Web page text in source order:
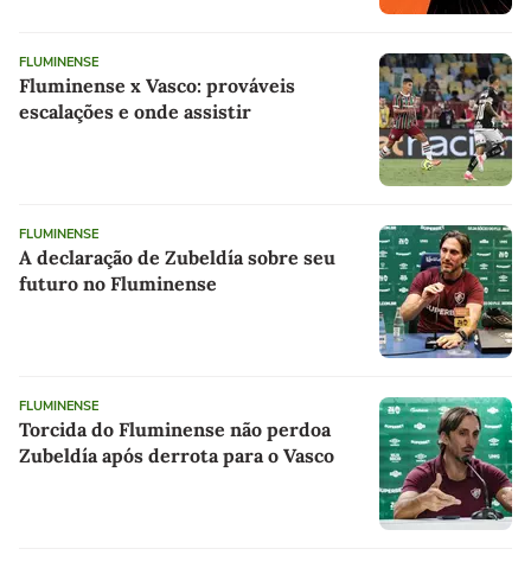
FLUMINENSE
Fluminense x Vasco: prováveis
escalações e onde assistir
FLUMINENSE
A declaração de Zubeldía sobre seu
futuro no Fluminense
FLUMINENSE
Torcida do Fluminense não perdoa
Zubeldía após derrota para o Vasco